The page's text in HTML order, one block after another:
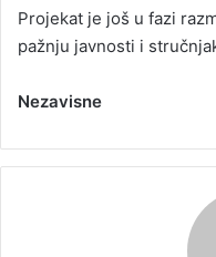
Projekat je još u fazi
pažnju javnosti i
Nezavisne